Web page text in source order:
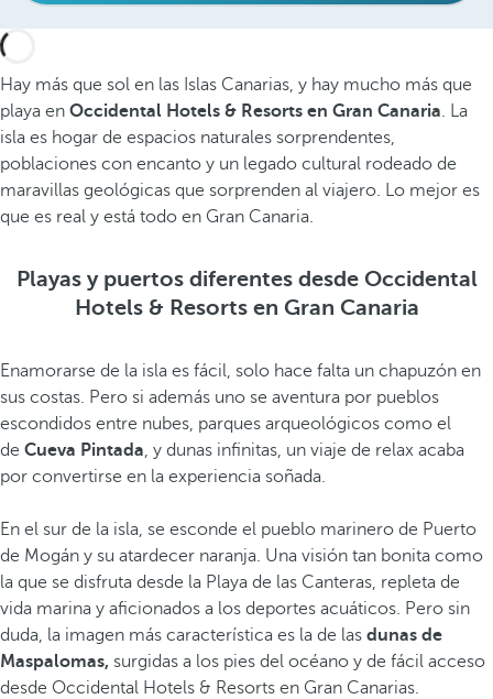
Hay más que sol en las Islas Canarias, y hay mucho más que
playa en Occidental Hotels & Resorts en Gran Canaria. La
isla es hogar de espacios naturales sorprendentes,
poblaciones con encanto y un legado cultural rodeado de
maravillas geológicas que sorprenden al viajero. Lo mejor es
que es real y está todo en Gran Canaria.
Playas y puertos diferentes desde Occidental
Hotels & Resorts en Gran Canaria
Enamorarse de la isla es fácil, solo hace falta un chapuzón en
sus costas. Pero si además uno se aventura por pueblos
escondidos entre nubes, parques arqueológicos como el
de Cueva Pintada, y dunas infinitas, un viaje de relax acaba
por convertirse en la experiencia soñada.
En el sur de la isla, se esconde el pueblo marinero de Puerto
de Mogán y su atardecer naranja. Una visión tan bonita como
la que se disfruta desde la Playa de las Canteras, repleta de
vida marina y aficionados a los deportes acuáticos. Pero sin
duda, la imagen más característica es la de las dunas de
Maspalomas, surgidas a los pies del océano y de fácil acceso
desde Occidental Hotels & Resorts en Gran Canarias.